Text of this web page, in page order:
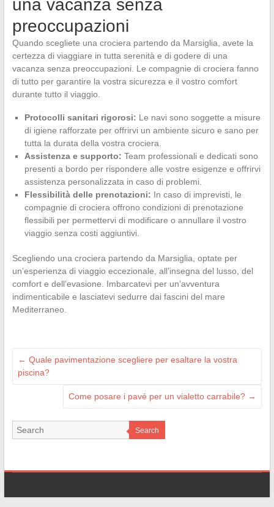
una vacanza senza
preoccupazioni
Quando scegliete una crociera partendo da Marsiglia, avete la
certezza di viaggiare in tutta serenità e di godere di una
vacanza senza preoccupazioni. Le compagnie di crociera fanno
di tutto per garantire la vostra sicurezza e il vostro comfort
durante tutto il viaggio.
Protocolli sanitari rigorosi: Le navi sono soggette a misure
di igiene rafforzate per offrirvi un ambiente sicuro e sano per
tutta la durata della vostra crociera.
Assistenza e supporto: Team professionali e dedicati sono
presenti a bordo per rispondere alle vostre esigenze e offrirvi
assistenza personalizzata in caso di problemi.
Flessibilità delle prenotazioni: In caso di imprevisti, le
compagnie di crociera offrono condizioni di prenotazione
flessibili per permettervi di modificare o annullare il vostro
viaggio senza costi aggiuntivi.
Scegliendo una crociera partendo da Marsiglia, optate per
un’esperienza di viaggio eccezionale, all’insegna del lusso, del
comfort e dell’evasione. Imbarcatevi per un’avventura
indimenticabile e lasciatevi sedurre dai fascini del mare
Mediterraneo.
← Quale pavimentazione scegliere per esaltare la vostra
piscina?
Come posare i pavé per un vialetto carrabile? →
Search